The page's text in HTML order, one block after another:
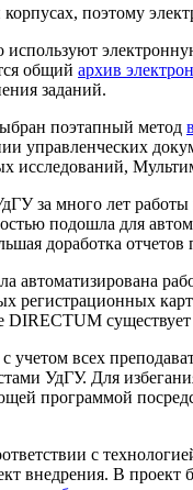
корпусах, поэтому
общий архив
заданий.
поэтапный метод
управленческих
исследований,
за много лет
подошла для
доработка
автоматизирована
регистрационных
DIRECTUM
всех
УдГУ. Для
программой
с
внедрения. В